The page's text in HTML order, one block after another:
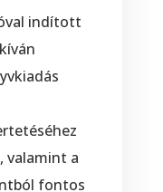
indított
valamint a
fontos